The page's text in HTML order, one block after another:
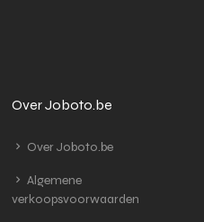
Over Joboto.be
Over Joboto.be
Algemene
verkoopsvoorwaarden